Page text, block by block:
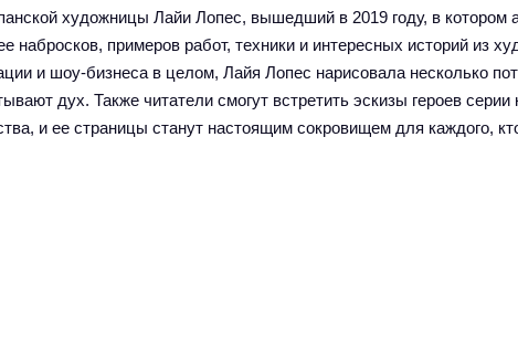
художницы Лайи Лопес, вышедший в 2019 году, в котором
набросков, примеров работ, техники и интересных историй из
и шоу-бизнеса в целом, Лайя Лопес нарисовала несколько
дух. Также читатели смогут встретить эскизы героев
и ее страницы станут настоящим сокровищем для каждого,